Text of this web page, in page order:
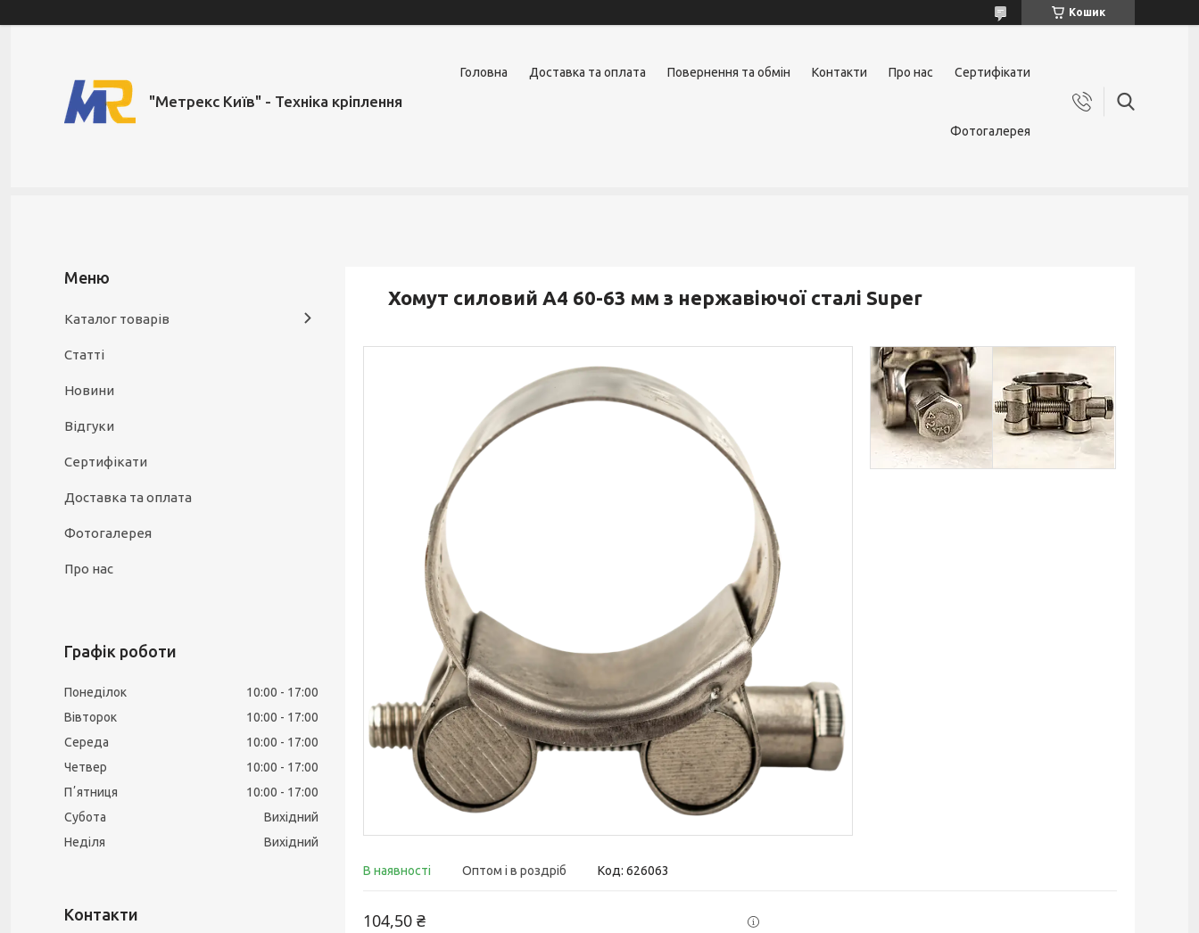
Кошик
"Метрекс Київ" - Техніка кріплення
Головна Доставка та оплата Повернення та обмін Контакти Про нас Сертифікати
Фотогалерея
Хомут силовий А4 60-63 мм з нержавіючої сталі Super
В наявності Оптом і в роздріб Код: 626063
104,50 ₴
Каталог товарів
Статті
Новини
Відгуки
Сертифікати
Доставка та оплата
Фотогалерея
Про нас
Графік роботи
Понеділок 10:00
17:00
Вівторок
10:00
17:00
Середа
10:00
17:00
Четвер
10:00
17:00
Пʼятниця
10:00
17:00
Субота
Вихідний
Неділя
Вихідний